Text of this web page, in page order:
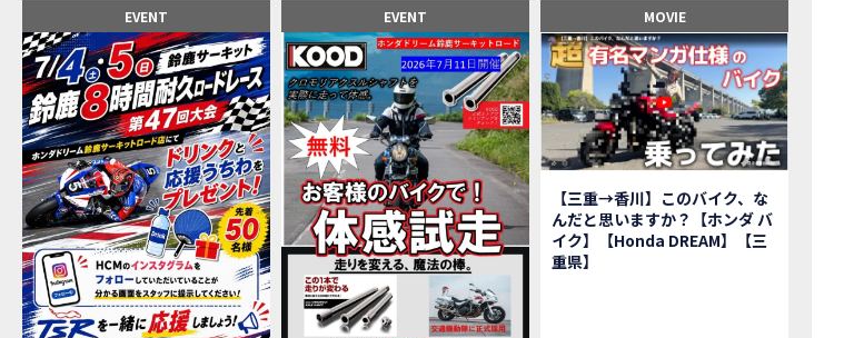
MOVIE 【ホンダドリーム鈴鹿サーキットロード】オープン当日イ
MOVIE 【鈴鹿サーキットに近い！】ホンダドリーム鈴鹿サーキッ
MOVIE CL500売却！X-ADVオーナーの素直な理由。〇〇で納得の
MOVIE 【梅本まどかさんコラボ】CIVIC TYPE R♪スタッフオスス
MOVIE 憧れの大型バイク試乗！4輪走行は驚きの…【Honda
MOVIE 【鈴鹿ツインサーキット】バイク＆クルマ夢のコラボイ
MOVIE 全員初対面！バイク女子6人がツーリング行ったらwww
MOVIE バイク女子6人でツーリング行った結果ww！後編
MOVIE 温泉1泊。いつもソロの女性ライダー、大人のマスツーリ
MOVIE 【梅本まどかさんコラボ】CIVIC TYPE R♪ スタッフオス
MOVIE ＨＣＭ２＆４サーキットフェス2023 紹介動画②
MOVIE ＨＣＭ２＆４サーキットフェス2023 紹介動画①
EVENT EVENT MOVIE
【三重→香川】このバイク、な
んだと思いますか？【ホンダ バ
イク】【Honda DREAM】【三
重県】